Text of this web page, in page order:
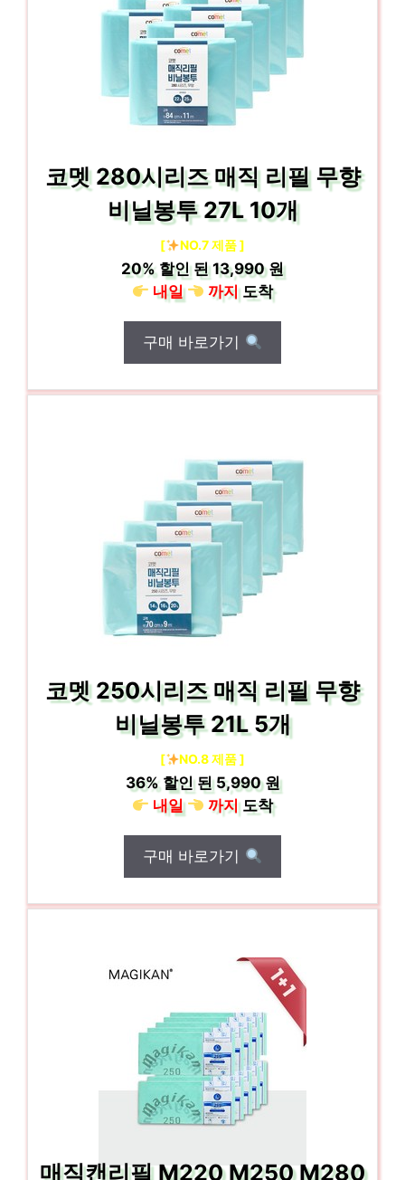
코멧 280시리즈 매직 리필 무향
비닐봉투 27L 10개
[ NO.7 제품 ]
20%할인 된13,990 원
내일
까지도착
구매 바로가기
코멧 250시리즈 매직 리필 무향
비닐봉투 21L 5개
[ NO.8 제품 ]
36%할인 된5,990 원
내일
까지도착
구매 바로가기
매직캔리필 M220 M250 M280